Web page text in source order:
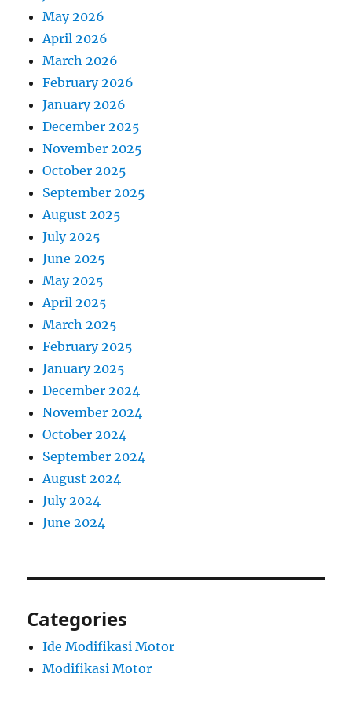
May 2026
April 2026
March 2026
February 2026
January 2026
December 2025
November 2025
October 2025
September 2025
August 2025
July 2025
June 2025
May 2025
April 2025
March 2025
February 2025
January 2025
December 2024
November 2024
October 2024
September 2024
August 2024
July 2024
June 2024
Categories
Ide Modifikasi Motor
Modifikasi Motor